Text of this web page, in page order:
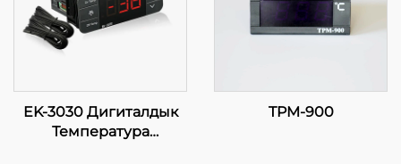
EK-3030 Дигиталдык
Температура
TPM-900